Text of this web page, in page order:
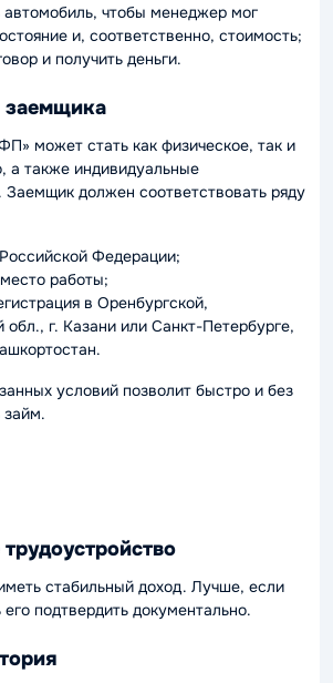
автомобиль, чтобы менеджер мог
и, соответственно, стоимость;
и получить деньги.
заемщика
может стать как физическое, так и
а также индивидуальные
Заемщик должен соответствовать ряду
Федерации;
работы;
в Оренбургской,
обл., г. Казани или Санкт-Петербурге,
условий позволит быстро и без
займ.
стабильный доход. Лучше, если
подтвердить документально.